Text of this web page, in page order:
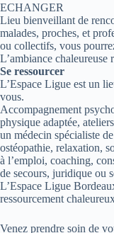
ECHANGER
Lieu bienveillant de
malades, proches, et
ou collectifs, vous
L’ambiance
Se ressourcer
L’Espace Ligue est un
vous.
Accompagnement
physique adaptée,
un médecin spécialiste
ostéopathie, relaxation,
à l’emploi, coaching,
de secours, juridique ou
L’Espace Ligue
ressourcement
Venez prendre soin de